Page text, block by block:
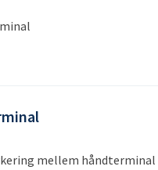
mellem håndterminal